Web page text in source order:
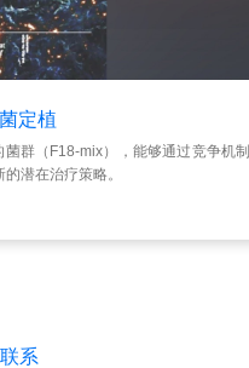
定植
群（F18-mix），能够通过竞争机
潜在治疗策略。
系